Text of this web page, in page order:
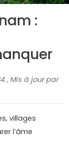
:
, Mis à jour par
villages
l’âme